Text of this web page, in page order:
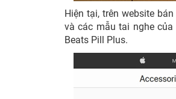
Hiện tại, trên website
và các mẫu tai nghe
Beats Pill Plus.